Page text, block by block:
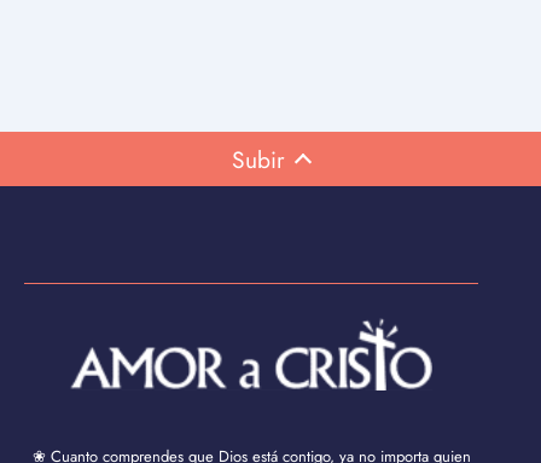
Subir
❀ Cuanto comprendes que Dios está contigo, ya no importa quien